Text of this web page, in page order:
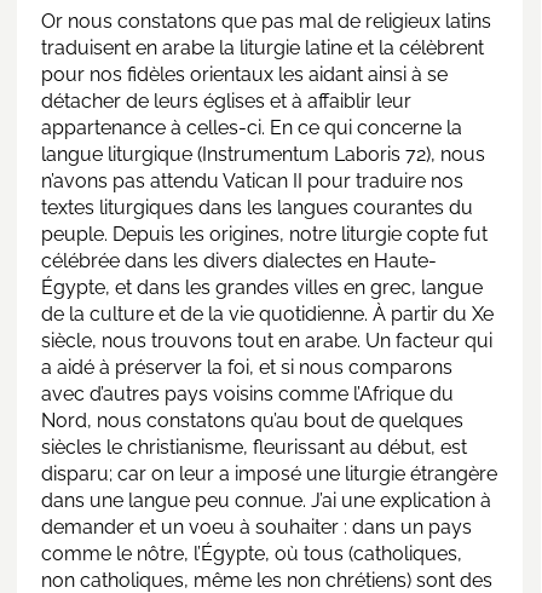
Or nous constatons que pas mal de religieux latins
traduisent en arabe la liturgie latine et la célèbrent
pour nos fidèles orientaux les aidant ainsi à se
détacher de leurs églises et à affaiblir leur
appartenance à celles-ci. En ce qui concerne la
langue liturgique (Instrumentum Laboris 72), nous
n’avons pas attendu Vatican II pour traduire nos
textes liturgiques dans les langues courantes du
peuple. Depuis les origines, notre liturgie copte fut
célébrée dans les divers dialectes en Haute-
Égypte, et dans les grandes villes en grec, langue
de la culture et de la vie quotidienne. À partir du Xe
siècle, nous trouvons tout en arabe. Un facteur qui
a aidé à préserver la foi, et si nous comparons
avec d’autres pays voisins comme l’Afrique du
Nord, nous constatons qu’au bout de quelques
siècles le christianisme, fleurissant au début, est
disparu; car on leur a imposé une liturgie étrangère
dans une langue peu connue. J’ai une explication à
demander et un voeu à souhaiter : dans un pays
comme le nôtre, l’Égypte, où tous (catholiques,
non catholiques, même les non chrétiens) sont des